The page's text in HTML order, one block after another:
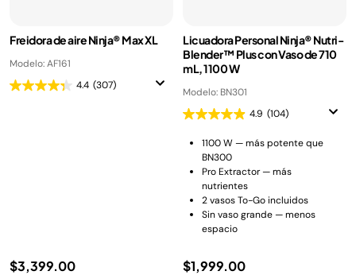
Freidora de aire Ninja® Max XL
Modelo: AF161
4.4 (307)
$3,399.00
Licuadora Personal Ninja® Nutri-
Blender™ Plus con Vaso de 710
mL, 1100 W
Modelo: BN301
4.9 (104)
1100 W — más potente que
BN300
Pro Extractor — más
nutrientes
2 vasos To-Go incluidos
Sin vaso grande — menos
espacio
$1,999.00